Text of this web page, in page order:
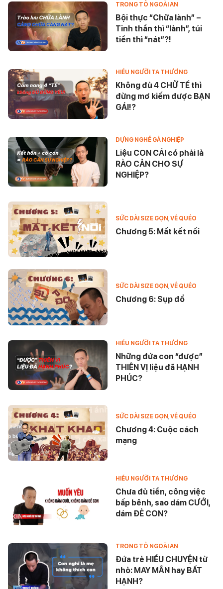
TRONG TỎ NGOÀI AN
Bội thực “Chữa lành” –
Tinh thần thì “lành”, túi
tiền thì “nát”?!
HIỂU NGƯỜI TA THƯƠNG
Không đủ 4 CHỮ TẾ thì
đừng mơ kiếm được BẠN
GÁI!?
DỰNG NGHỀ GẢ NGHIỆP
Liệu CON CÁI có phải là
RÀO CẢN CHO SỰ
NGHIỆP?
SỨC DÀI SIZE GỌN,VỀ QUÉO
Chương 5: Mất kết nối
SỨC DÀI SIZE GỌN,VỀ QUÉO
Chương 6: Sụp đổ
HIỂU NGƯỜI TA THƯƠNG
Những đứa con “được”
THIÊN VỊ liệu đã HẠNH
PHÚC?
SỨC DÀI SIZE GỌN,VỀ QUÉO
Chương 4: Cuộc cách
mạng
HIỂU NGƯỜI TA THƯƠNG
Chưa đủ tiền, công việc
bấp bênh, sao dám CƯỚI,
dám ĐẺ CON?
TRONG TỎ NGOÀI AN
Đứa trẻ HIỂU CHUYỆN từ
nhỏ: MAY MẮN hay BẤT
HẠNH?